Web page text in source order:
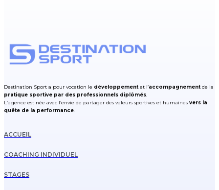
Destination Sport a pour vocation le développementet l’accompagnementde la
pratique sportive par des professionnels diplômés.
L’agence est née avec l’envie de partager des valeurs sportives et humaines vers la
quête de la performance.
ACCUEIL
COACHING INDIVIDUEL
STAGES